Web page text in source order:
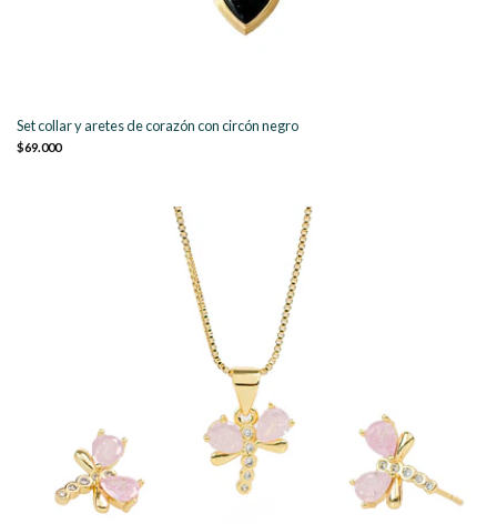
Set collar y aretes de corazón con circón negro
$69.000